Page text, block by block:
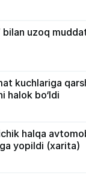
bilan uzoq
kuchlariga
halok bo‘ldi
halqa
yopildi (xarita)